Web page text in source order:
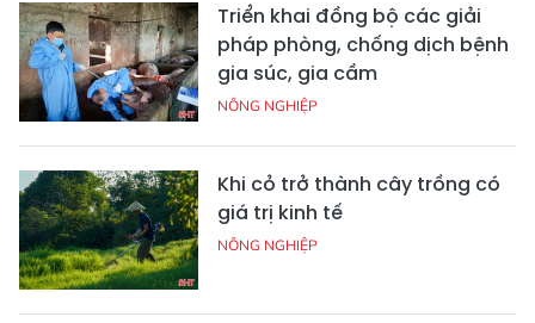
Triển khai đồng bộ các giải
pháp phòng, chống dịch bệnh
gia súc, gia cầm
NÔNG NGHIỆP
Khi cỏ trở thành cây trồng có
giá trị kinh tế
NÔNG NGHIỆP